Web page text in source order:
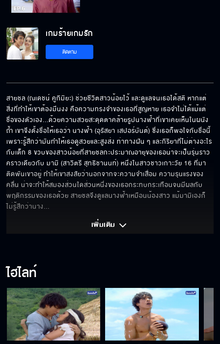
เกมร้ายเกมรัก
ติดตาม
สายชล (ณเดชน์ คูกิมิยะ) ช่วยชีวิตสาวน้อยไว้ และดูแลจนเธอได้สติ หากแต่
สิ่งที่ทำให้เขาต้องมึนงง คือความทรงจำของเธอที่สูญหาย เธอจำไม่ได้แม้แต่
ชื่อของตัวเอง...ด้วยความสวยสะดุดตาคล้ายรูปนางฟ้าที่เขาเคยเห็นในผนัง
ถ้ำ เขาจึงตั้งชื่อให้เธอว่า นางฟ้า (อุรัสยา เสปอร์บันต์) ซึ่งเธอก็พอใจกับชื่อนี้
เพราะรู้สึกว่ามันทำให้เธอดูสวยและสูงส่ง ท่าทางฝัน ๆ และกิริยาที่ไม่ต่างอะไร
กับเด็ก 8 ขวบของสาวน้อยที่สายชลกะประมาณอายุของเธอน่าจะเป็นรุ่นราว
คราวเดียวกับ มามิ (สาวิตรี สุทธิชานนท์) หนึ่งในสาวชาวเกาะวัย 16 ที่มา
ติดพันเขาอยู่ ทำให้เขาสงสัยว่านอกจากจะความจำเสื่อม ความรุนแรงของ
คลื่น น่าจะทำให้สมองส่วนใดส่วนหนึ่งของเธอกระทบกระเทือนจนมีผลกับ
พฤติกรรมของเธอด้วย สายชลจึงดูแลนางฟ้าเหมือนน้องสาว แม้มามิเองก็
ไม่รู้สึกว่านาง...
เพิ่มเติม
ไฮไลท์